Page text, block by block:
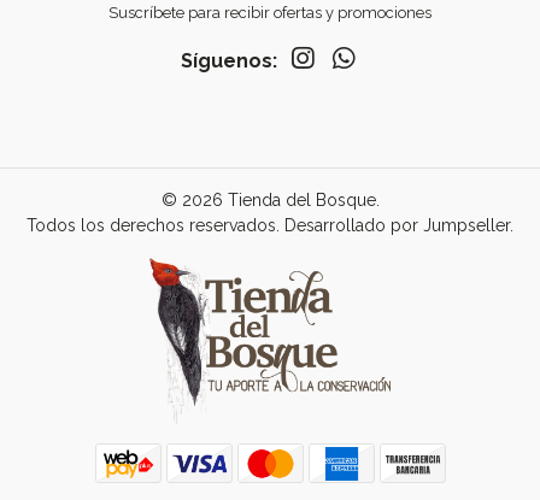
Suscríbete para recibir ofertas y promociones
Síguenos:
© 2026 Tienda del Bosque.
Todos los derechos reservados.
Desarrollado por Jumpseller.